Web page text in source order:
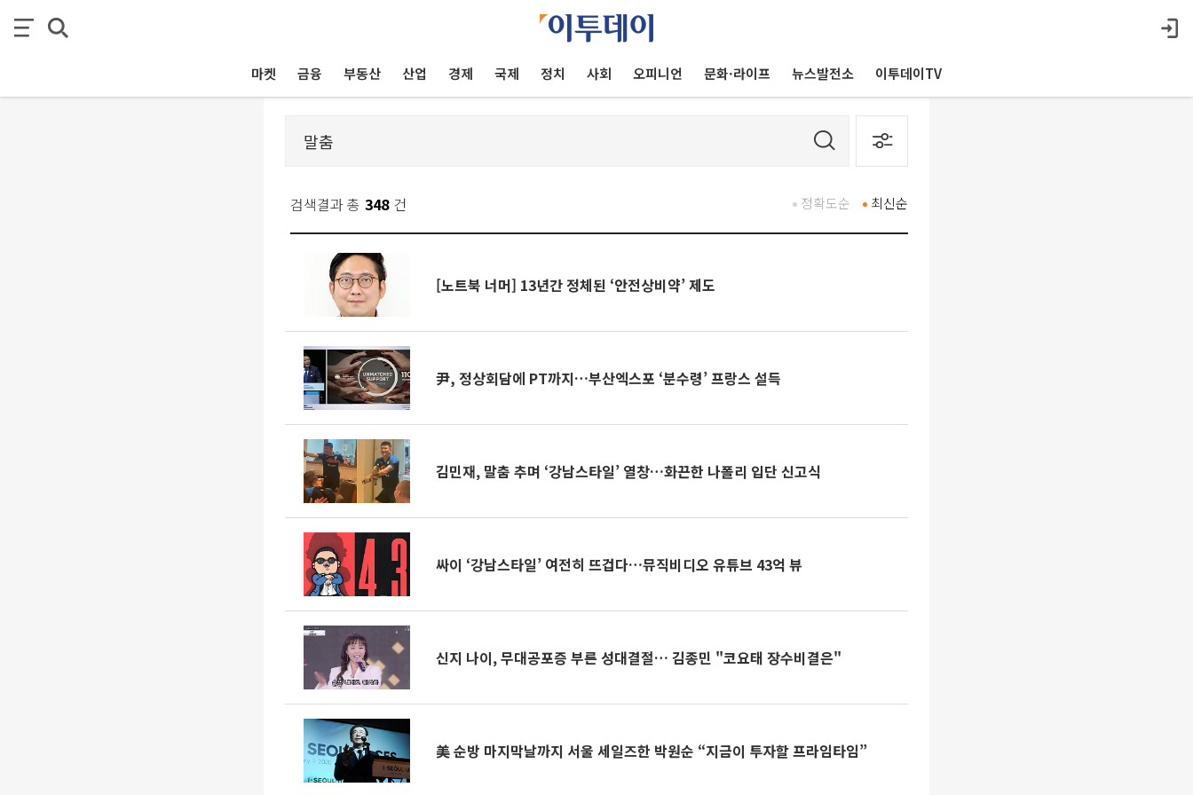
마켓 금융 부동산 산업 경제 국제 정치 사회 오피니언 문화·라이프 뉴스발전소 이투데이TV
검색결과 총 348 건 최신순
정확도순
[노트북 너머] 13년간 정체된 ‘안전상비약’ 제도
尹, 정상회담에 PT까지…부산엑스포 ‘분수령’ 프랑스 설득
김민재, 말춤 추며 ‘강남스타일’ 열창…화끈한 나폴리 입단 신고식
싸이 ‘강남스타일’ 여전히 뜨겁다…뮤직비디오 유튜브 43억 뷰
신지 나이, 무대공포증 부른 성대결절… 김종민 "코요태 장수비결은"
美 순방 마지막날까지 서울 세일즈한 박원순 “지금이 투자할 프라임타임”